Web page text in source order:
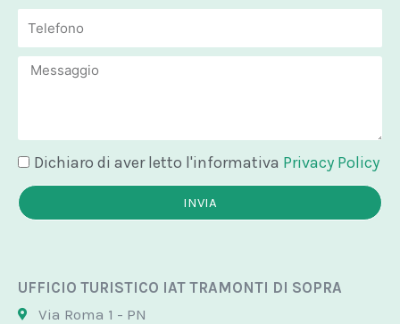
Email
Message
Dichiaro di aver letto l'informativa Privacy Policy
INVIA
UFFICIO TURISTICO IAT TRAMONTI DI SOPRA
Via Roma 1 - PN